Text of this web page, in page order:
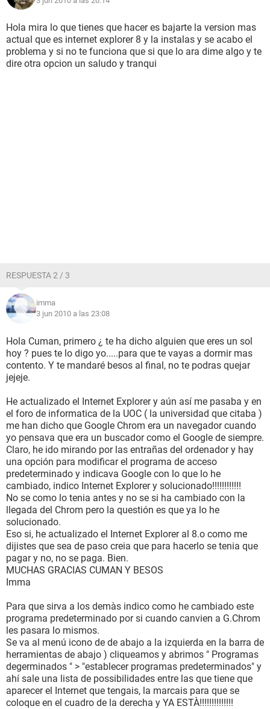
Imma
Hola mira lo que tienes que hacer es bajarte la version mas
actual que es internet explorer 8 y la instalas y se acabo el
problema y si no te funciona que si que lo ara dime algo y te
dire otra opcion un saludo y tranqui
RESPUESTA 2 / 3
imma
3 jun 2010 a las 23:08
Hola Cuman, primero ¿ te ha dicho alguien que eres un sol
hoy ? pues te lo digo yo.....para que te vayas a dormir mas
contento. Y te mandaré besos al final, no te podras quejar
jejeje.
He actualizado el Internet Explorer y aún así me pasaba y en
el foro de informatica de la UOC ( la universidad que citaba )
me han dicho que Google Chrom era un navegador cuando
yo pensava que era un buscador como el Google de siempre.
Claro, he ido mirando por las entrañas del ordenador y hay
una opción para modificar el programa de acceso
predeterminado y indicava Google con lo que lo he
cambiado, indico Internet Explorer y solucionado!!!!!!!!!!!!
No se como lo tenia antes y no se si ha cambiado con la
llegada del Chrom pero la questión es que ya lo he
solucionado.
Eso si, he actualizado el Internet Explorer al 8.o como me
dijistes que sea de paso creia que para hacerlo se tenia que
pagar y no, no se paga. Bien.
MUCHAS GRACIAS CUMAN Y BESOS
Imma
Para que sirva a los demàs indico como he cambiado este
programa predeterminado por si cuando canvien a G.Chrom
les pasara lo mismos.
Se va al menú icono de de abajo a la izquierda en la barra de
herramientas de abajo ) cliqueamos y abrimos " Programas
degerminados " > "establecer programas predeterminados" y
ahí sale una lista de possibilidades entre las que tiene que
aparecer el Internet que tengais, la marcais para que se
coloque en el cuadro de la derecha y YA ESTÀ!!!!!!!!!!!!!!